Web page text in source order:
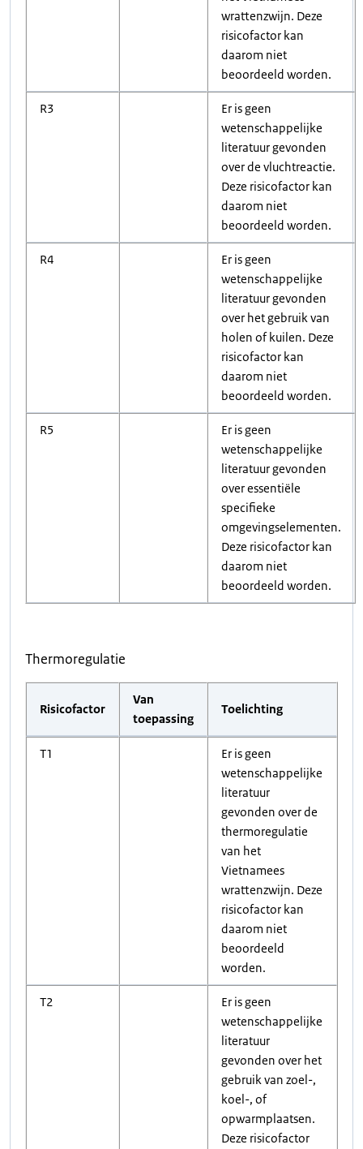
wrattenzwijn. Deze
risicofactor kan
daarom niet
beoordeeld worden.
R3
Er is geen
wetenschappelijke
literatuur gevonden
over de vluchtreactie.
Deze risicofactor kan
daarom niet
beoordeeld worden.
R4
Er is geen
wetenschappelijke
literatuur gevonden
over het gebruik van
holen of kuilen. Deze
risicofactor kan
daarom niet
beoordeeld worden.
R5
Er is geen
wetenschappelijke
literatuur gevonden
over essentiële
specifieke
omgevingselementen.
Deze risicofactor kan
daarom niet
beoordeeld worden.
Thermoregulatie
Risicofactor
Van
toepassing
Toelichting
T1
Er is geen
wetenschappelijke
literatuur
gevonden over de
thermoregulatie
van het
Vietnamees
wrattenzwijn. Deze
risicofactor kan
daarom niet
beoordeeld
worden.
T2
Er is geen
wetenschappelijke
literatuur
gevonden over het
gebruik van zoel-,
koel-, of
opwarmplaatsen.
Deze risicofactor